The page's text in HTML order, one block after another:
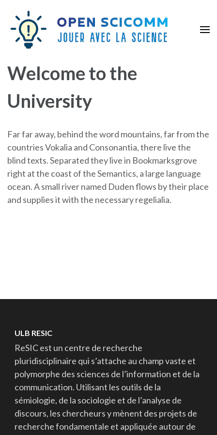
contenu
(Pressez
Welcome to the
University
Far far away, behind the word mountains, far from the
countries Vokalia and Consonantia, there live the
blind texts. Separated they live in Bookmarksgrove
right at the coast of the Semantics, a large language
ocean. A small river named Duden flows by their place
and supplies it with the necessary regelialia.
ULB RESIC
ReSIC est un centre de recherche
pluridisciplinaire qui s’attache au champ vaste et
polymorphe des sciences de l’information et de la
communication. Utilisant les outils de la
sémiologie, de la sociologie et de l’analyse de
discours, les chercheurs y mènent des projets de
recherche fondamentale et appliquée autour de